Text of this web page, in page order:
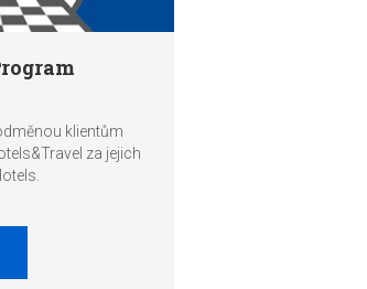
klientům
za jejich